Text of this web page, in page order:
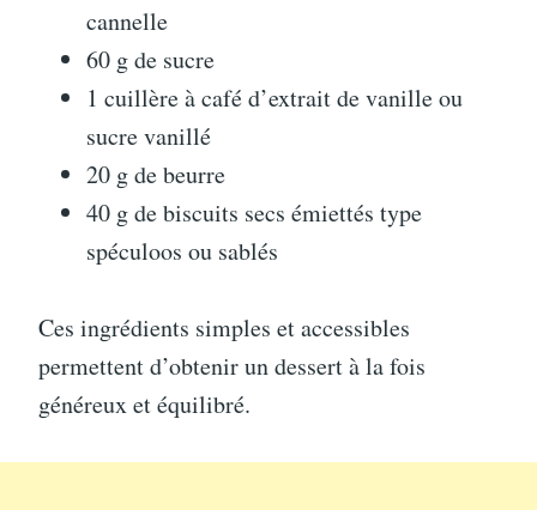
cannelle
60 g de sucre
1 cuillère à café d’extrait de vanille ou
sucre vanillé
20 g de beurre
40 g de biscuits secs émiettés type
spéculoos ou sablés
Ces ingrédients simples et accessibles
permettent d’obtenir un dessert à la fois
généreux et équilibré.